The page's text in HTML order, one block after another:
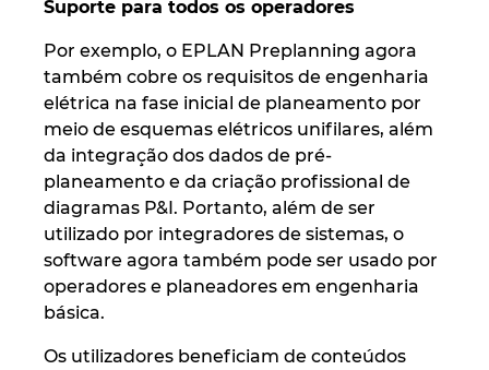
Suporte para todos os operadores
Por exemplo, o EPLAN Preplanning agora
também cobre os requisitos de engenharia
elétrica na fase inicial de planeamento por
meio de esquemas elétricos unifilares, além
da integração dos dados de pré-
planeamento e da criação profissional de
diagramas P&I. Portanto, além de ser
utilizado por integradores de sistemas, o
software agora também pode ser usado por
operadores e planeadores em engenharia
básica.
Os utilizadores beneficiam de conteúdos